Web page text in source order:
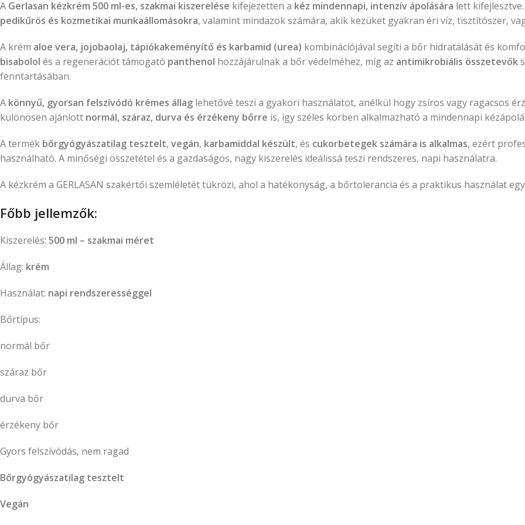
A Gerlasan kézkrém 500 ml-es, szakmai kiszerelése kifejezetten a kéz mindennapi, intenzív ápolására lett
pedikűrös és kozmetikai munkaállomásokra, valamint mindazok számára, akik kezüket gyakran éri víz, tisztítószer,
A krém aloe vera, jojobaolaj, tápiókakeményítő és karbamid (urea) kombinációjával segíti a bőr hidratálását és
bisabolol és a regenerációt támogató panthenol hozzájárulnak a bőr védelméhez, míg az antimikrobiális összetevők
fenntartásában.
A könnyű, gyorsan felszívódó krémes állag lehetővé teszi a gyakori használatot, anélkül hogy zsíros vagy ragacsos
különösen ajánlott normál, száraz, durva és érzékeny bőrre is, így széles körben alkalmazható a mindennapi
A termék bőrgyógyászatilag tesztelt, vegán, karbamiddal készült, és cukorbetegek számára is alkalmas, ezért
használható. A minőségi összetétel és a gazdaságos, nagy kiszerelés ideálissá teszi rendszeres, napi használatra.
A kézkrém a GERLASAN szakértői szemléletét tükrözi, ahol a hatékonyság, a bőrtolerancia és a praktikus használat
Főbb jellemzők:
Kiszerelés: 500 ml – szakmai méret
Állag: krém
Használat: napi rendszerességgel
Bőrtípus:
normál bőr
száraz bőr
durva bőr
érzékeny bőr
Gyors felszívódás, nem ragad
Bőrgyógyászatilag tesztelt
Vegán